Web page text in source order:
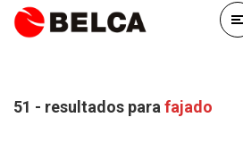
51 - resultados para fajado